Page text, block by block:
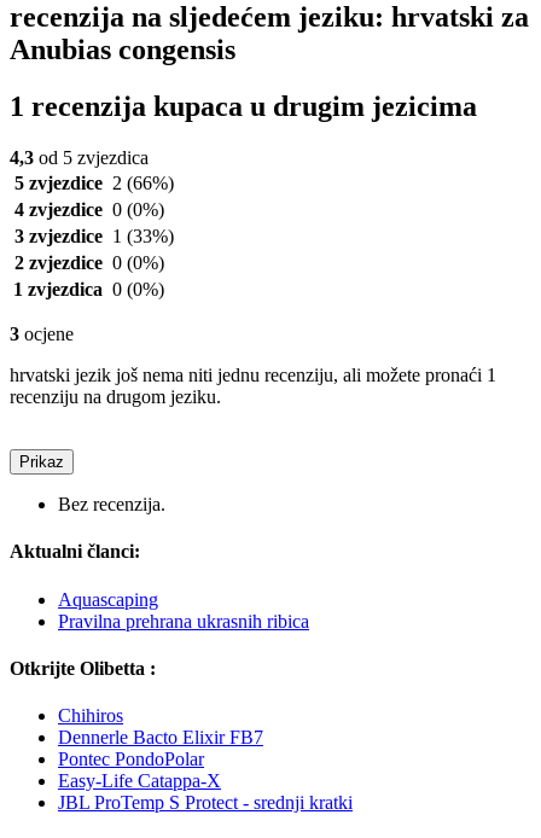
recenzija na sljedećem jeziku: hrvatski za
Anubias congensis
1 recenzija kupaca u drugim jezicima
4,3 od 5 zvjezdica
5 zvjezdice 2 (66%)
4 zvjezdice 0 (0%)
3 zvjezdice 1 (33%)
2 zvjezdice 0 (0%)
1 zvjezdica 0 (0%)
3 ocjene
hrvatski jezik još nema niti jednu recenziju, ali možete pronaći 1
recenziju na drugom jeziku.
Prikaz
Bez recenzija.
Aktualni članci:
Aquascaping
Pravilna prehrana ukrasnih ribica
Otkrijte Olibetta :
Chihiros
Dennerle Bacto Elixir FB7
Pontec PondoPolar
Easy-Life Catappa-X
JBL ProTemp S Protect - srednji kratki